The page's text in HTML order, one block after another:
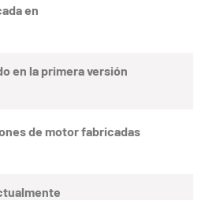
en
en la primera versión
de motor fabricadas